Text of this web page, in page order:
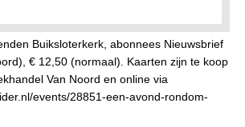
10, 1034 VZ Amsterdam.
Buiksloterkerk, abonnees Nieuwsbrief
€ 12,50 (normaal). Kaarten zijn te koop
Van Noord en online via
events/28851-een-avond-rondom-